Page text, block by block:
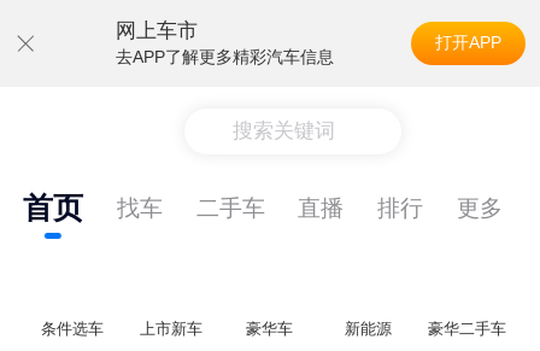
网上车市
去APP了解更多精彩汽车信息
打开APP
搜索关键词
首页 找车 二手车 直播 排行 更多
条件选车 上市新车 豪华车 新能源 豪华二手车